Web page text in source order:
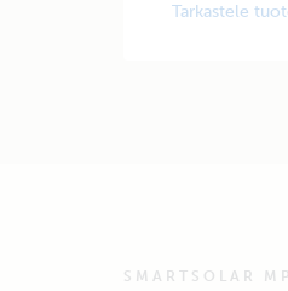
Tarkastele
SMARTSOLAR